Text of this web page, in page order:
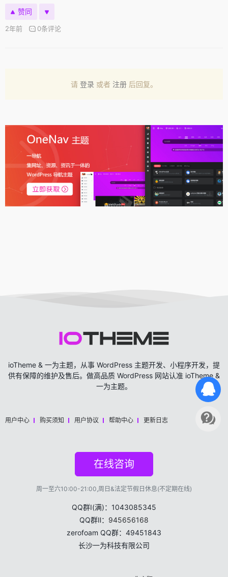
赞同
2年前 0条评论
请 登录 或者 注册 后回复。
ioTheme & 一为主题，从事 WordPress 主题开发、小程序开发，提
供有保障的维护及售后。做高品质 WordPress 网站认准 ioTheme &
一为主题。
用户中心 购买须知 用户协议 帮助中心 更新日志
在线咨询
周一至六10:00-21:00,周日&法定节假日休息(不定期在线)
QQ群Ⅰ(满)：1043085345
QQ群Ⅱ： 945656168
zerofoam QQ群：49451843
长沙一为科技有限公司